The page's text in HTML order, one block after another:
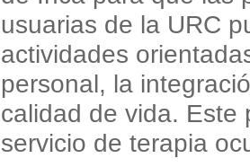
usuarias de la URC
actividades
personal, la
calidad de vida. Este
servicio de terapia